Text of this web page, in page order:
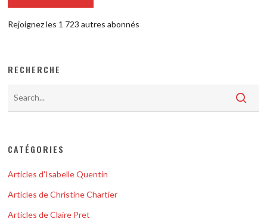
Rejoignez les 1 723 autres abonnés
RECHERCHE
CATÉGORIES
Articles d'Isabelle Quentin
Articles de Christine Chartier
Articles de Claire Pret